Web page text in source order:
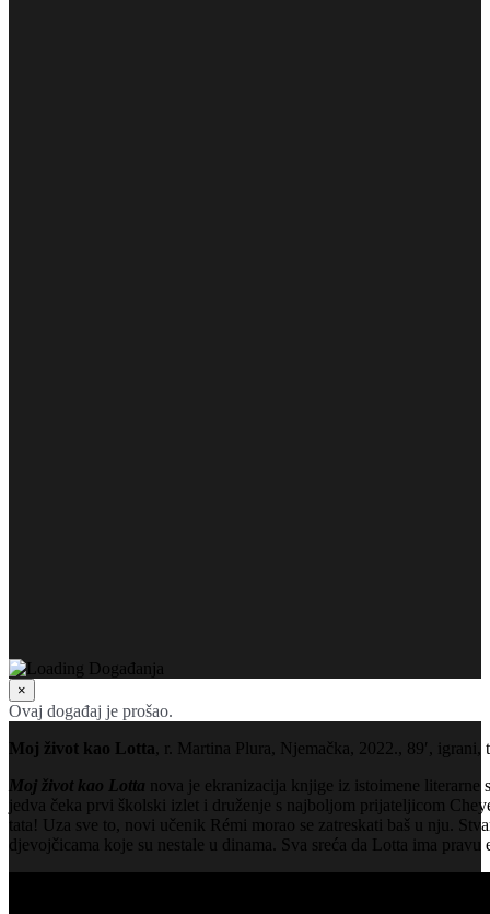
×
Ovaj događaj je prošao.
Moj život kao Lotta, r. Martina Plura, Njemačka, 2022., 89′, igrani,
Moj život kao Lotta nova je ekranizacija knjige iz istoimene
jedva čeka prvi školski izlet i druženje s najboljom prijateljicom
tata! Uza sve to, novi učenik Rémi morao se zatreskati baš u nju.
djevojčicama koje su nestale u dinama. Sva sreća da Lotta ima